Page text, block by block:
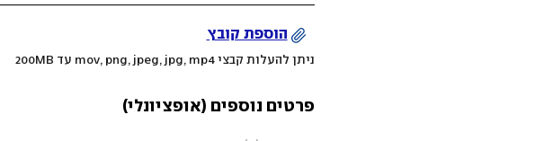
הוספת קובץ
ניתן להעלות קבצי mov, png, jpeg, jpg, mp4 עד 200MB
פרטים נוספים (אופציונלי)